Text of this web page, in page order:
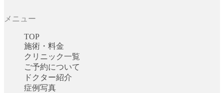
メニュー
TOP
施術・料金
クリニック一覧
ご予約について
ドクター紹介
症例写真